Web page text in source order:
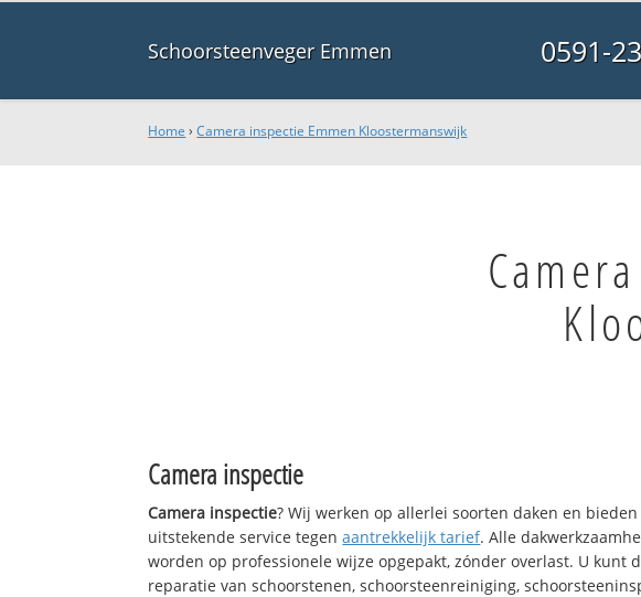
Schoorsteenveger Emmen 0591-
Home ›Camera inspectie Emmen Kloostermanswijk
Camera inspectie
Camera inspectie? Wij werken op allerlei soorten daken en bieden
uitstekende service tegenaantrekkelijk tarief. Alle
worden op professionele wijze opgepakt, zónder overlast. U kunt
reparatie van schoorstenen, schoorsteenreiniging,